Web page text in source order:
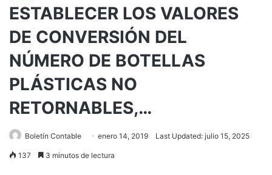
ESTABLECER LOS VALORES
DE CONVERSIÓN DEL
NÚMERO DE BOTELLAS
PLÁSTICAS NO
RETORNABLES,…
Boletín Contable enero 14, 2019 Last Updated: julio 15, 2025
137 3 minutos de lectura